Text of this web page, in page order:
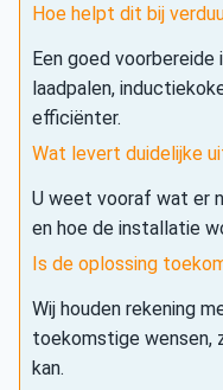
Hoe helpt dit bij
Een goed
laadpalen,
efficiënter.
Wat levert duidelijke
U weet vooraf wat er
en hoe de installatie
Is de oplossing
Wij houden rekening
toekomstige wensen,
kan.